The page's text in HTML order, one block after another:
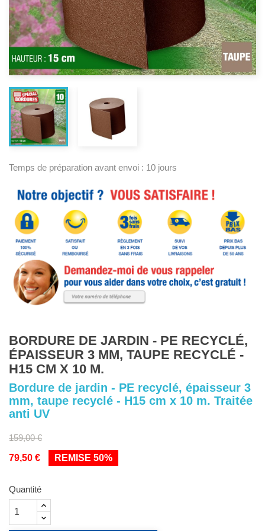
Temps de préparation avant envoi : 10 jours
BORDURE DE JARDIN - PE RECYCLÉ,
ÉPAISSEUR 3 MM, TAUPE RECYCLÉ -
H15 CM X 10 M.
Bordure de jardin - PE recyclé, épaisseur 3
mm, taupe recyclé - H15 cm x 10 m. Traitée
anti UV
159,00 €
79,50 €
REMISE 50%
Quantité